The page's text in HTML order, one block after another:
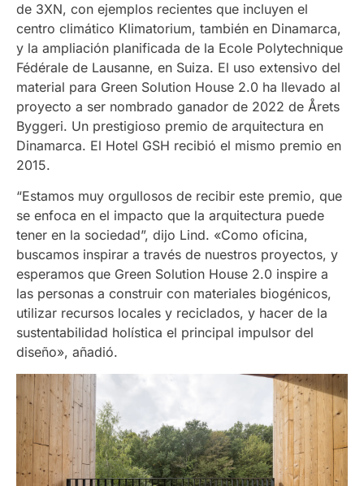
de 3XN, con ejemplos recientes que incluyen el
centro climático Klimatorium, también en Dinamarca,
y la ampliación planificada de la Ecole Polytechnique
Fédérale de Lausanne, en Suiza. El uso extensivo del
material para Green Solution House 2.0 ha llevado al
proyecto a ser nombrado ganador de 2022 de Årets
Byggeri. Un prestigioso premio de arquitectura en
Dinamarca. El Hotel GSH recibió el mismo premio en
2015.
“Estamos muy orgullosos de recibir este premio, que
se enfoca en el impacto que la arquitectura puede
tener en la sociedad”, dijo Lind. «Como oficina,
buscamos inspirar a través de nuestros proyectos, y
esperamos que Green Solution House 2.0 inspire a
las personas a construir con materiales biogénicos,
utilizar recursos locales y reciclados, y hacer de la
sustentabilidad holística el principal impulsor del
diseño», añadió.